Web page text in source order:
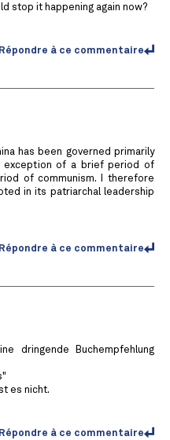
stop it happening again now?
Répondre à ce commentaire
has been governed primarily
exception of a brief period of
of communism. I therefore
in its patriarchal leadership
Répondre à ce commentaire
dringende Buchempfehlung
es nicht.
Répondre à ce commentaire